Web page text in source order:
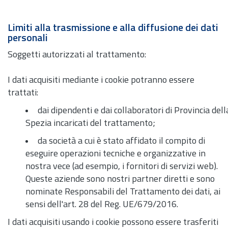
Limiti alla trasmissione e alla diffusione dei dati
personali
Soggetti autorizzati al trattamento:
I dati acquisiti mediante i cookie potranno essere
trattati:
dai dipendenti e dai collaboratori di Provincia
Spezia incaricati del trattamento;
da società a cui è stato affidato il compito di
eseguire operazioni tecniche e organizzative in
nostra vece (ad esempio, i fornitori di servizi web).
Queste aziende sono nostri partner diretti e sono
nominate Responsabili del Trattamento dei dati, ai
sensi dell'art. 28 del Reg. UE/679/2016.
I dati acquisiti usando i cookie possono essere trasferiti